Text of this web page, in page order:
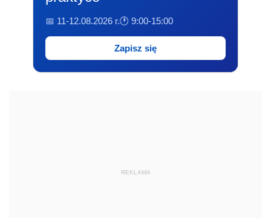
📅 11-12.08.2026 r.🕐 9:00-15:00
Zapisz się
REKLAMA